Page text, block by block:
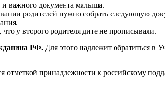
и важного документа малыша.
родителей нужно собрать следующую
у второго родителя дите не прописывали.
РФ. Для этого надлежит обратиться в
отметкой принадлежности к российскому